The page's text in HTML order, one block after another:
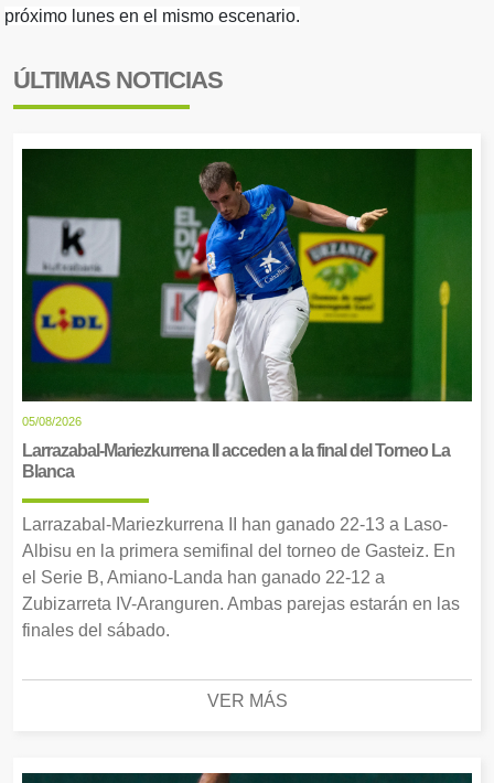
próximo lunes en el mismo escenario.
ÚLTIMAS NOTICIAS
05/08/2026
Larrazabal-Mariezkurrena II acceden a la final del Torneo La
Blanca
Larrazabal-Mariezkurrena II han ganado 22-13 a Laso-
Albisu en la primera semifinal del torneo de Gasteiz. En
el Serie B, Amiano-Landa han ganado 22-12 a
Zubizarreta IV-Aranguren. Ambas parejas estarán en las
finales del sábado.
VER MÁS